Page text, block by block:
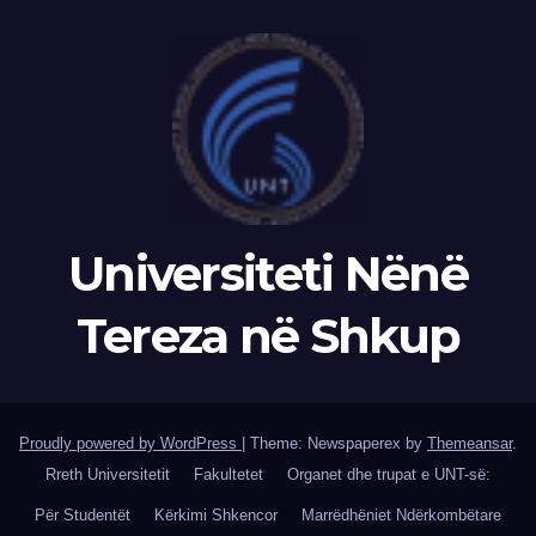
Universiteti Nënë
Tereza në Shkup
Proudly powered by WordPress Theme: Newspaperex by Themeansar.
Rreth Universitetit
Fakultetet Organet dhe trupat e UNT-së:
Për Studentët Kërkimi Shkencor Marrëdhëniet Ndërkombëtare